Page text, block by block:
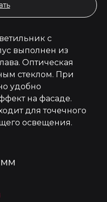
с
выполнен из
Оптическая
стеклом. При
удобно
на фасаде.
для точечного
освещения.